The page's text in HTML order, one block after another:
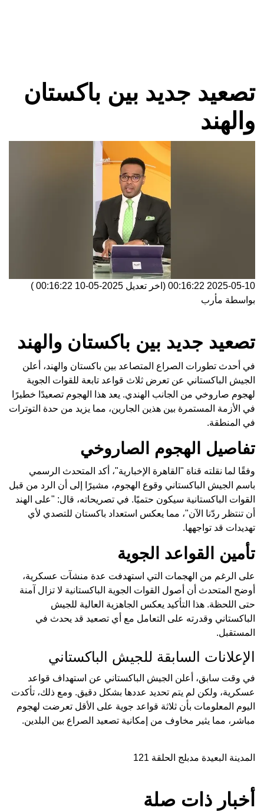
تصعيد جديد بين باكستان
والهند
2025-05-10 00:16:22 (اخر تعديل 2025-05-10 00:16:22
)
بواسطة مأرب
تصعيد جديد بين باكستان والهند
في أحدث تطورات الصراع المتصاعد بين باكستان والهند، أعلن
الجيش الباكستاني عن تعرض ثلاث قواعد تابعة للقوات الجوية
لهجوم صاروخي من الجانب الهندي. يعد هذا الهجوم تصعيدًا خطيرًا
في الأزمة المستمرة بين هذين الجارين، مما يزيد من حدة التوترات
في المنطقة.
تفاصيل الهجوم الصاروخي
وفقًا لما نقلته قناة "القاهرة الإخبارية"، أكد المتحدث الرسمي
باسم الجيش الباكستاني وقوع الهجوم، مشيرًا إلى أن الرد من قبل
القوات الباكستانية سيكون حتميًا. في تصريحاته، قال: "على الهند
أن تنتظر ردّنا الآن"، مما يعكس استعداد باكستان للتصدي لأي
تهديدات قد تواجهها.
تأمين القواعد الجوية
على الرغم من الهجمات التي استهدفت عدة منشآت عسكرية،
أوضح المتحدث أن أصول القوات الجوية الباكستانية لا تزال آمنة
حتى اللحظة. هذا التأكيد يعكس الجاهزية العالية للجيش
الباكستاني وقدرته على التعامل مع أي تصعيد قد يحدث في
المستقبل.
الإعلانات السابقة للجيش الباكستاني
في وقت سابق، أعلن الجيش الباكستاني عن استهداف قواعد
عسكرية، ولكن لم يتم تحديد عددها بشكل دقيق. ومع ذلك، تأكدت
اليوم المعلومات بأن ثلاثة قواعد جوية على الأقل تعرضت لهجوم
مباشر، مما يثير مخاوف من إمكانية تصعيد الصراع بين البلدين.
المدينة البعيدة مدبلج الحلقة 121
أخبار ذات صلة